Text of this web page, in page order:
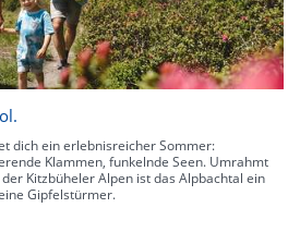
dich ein erlebnisreicher Sommer:
Klammen, funkelnde Seen. Umrahmt
Kitzbüheler Alpen ist das Alpbachtal ein
Gipfelstürmer.